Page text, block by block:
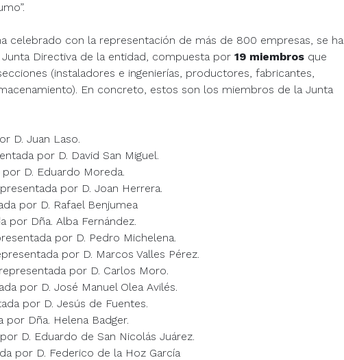
celebrado con la representación de más de 800 empresas, se ha
Directiva de la entidad, compuesta por 19 miembros que
(instaladores e ingenierías, productores, fabricantes,
En concreto, estos son los miembros de la Junta
D. Juan Laso.
por D. David San Miguel.
D. Eduardo Moreda.
por D. Joan Herrera.
por D. Rafael Benjumea
por Dña. Alba Fernández.
por D. Pedro Michelena.
por D. Marcos Valles Pérez.
por D. Carlos Moro.
por D. José Manuel Olea Avilés.
por D. Jesús de Fuentes.
por Dña. Helena Badger.
D. Eduardo de San Nicolás Juárez.
por D. Federico de la Hoz García